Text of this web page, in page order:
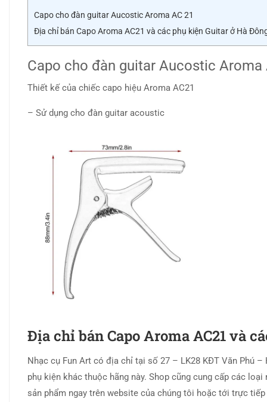
Capo cho đàn guitar Aucostic Aroma AC 21
Địa chỉ bán Capo Aroma AC21 và các phụ kiện Guitar ở Hà
Capo cho đàn guitar Aucostic Aroma
Thiết kế của chiếc capo hiệu Aroma AC21
– Sử dụng cho đàn guitar acoustic
Địa chỉ bán Capo Aroma AC21 và
Nhạc cụ Fun Art có địa chỉ tại số 27 – LK28 KĐT Văn Phú
phụ kiện khác thuộc hãng này. Shop cũng cung cấp các
sản phẩm ngay trên website của chúng tôi hoặc tới trực